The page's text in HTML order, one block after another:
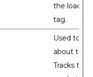
the
tag.
Used to
about the
Tracks the